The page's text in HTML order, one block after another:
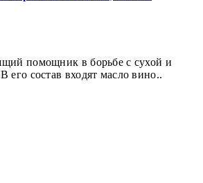
помощник в борьбе с сухой и
его состав входят масло вино..